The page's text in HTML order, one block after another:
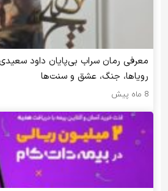
معرفی رمان سراب بی‌پایان داود
رویاها، جنگ، عشق و سنت‌ها
8 ماه پیش